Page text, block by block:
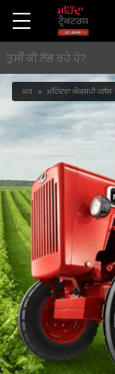
ਘਰ ਮਹਿੰਦਰਾ ਐਕਸਪੀ ਪਲੱਸ